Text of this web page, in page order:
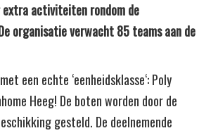
extra activiteiten rondom de
organisatie verwacht 85 teams aan de
een echte ‘eenheidsklasse‘: Poly
Heeg! De boten worden door de
gesteld. De deelnemende